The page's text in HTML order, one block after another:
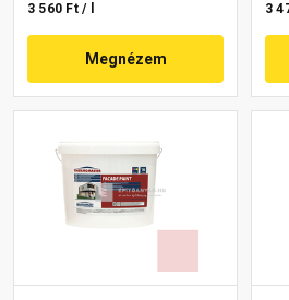
3 560 Ft / l
Megnézem
3